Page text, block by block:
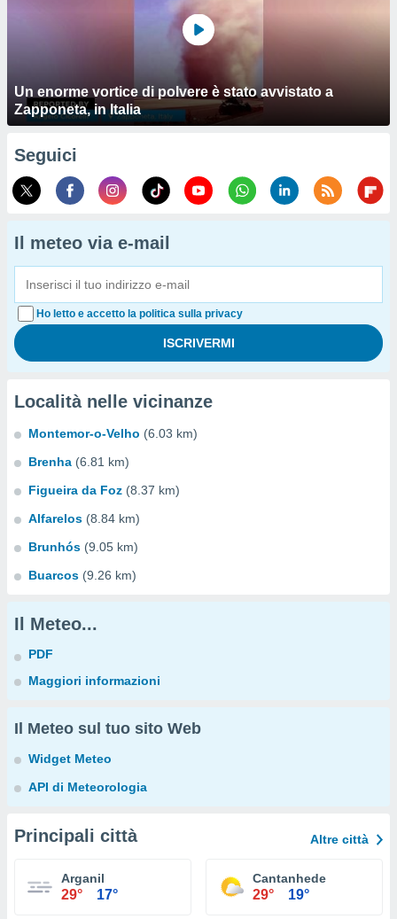
Un enorme vortice di polvere è stato avvistato a
Zapponeta, in Italia
Seguici
Il meteo via e-mail
Ho letto e accetto la politica sulla privacy
Località nelle vicinanze
Montemor-o-Velho (6.03 km)
Brenha (6.81 km)
Figueira da Foz (8.37 km)
Alfarelos (8.84 km)
Brunhós (9.05 km)
Buarcos (9.26 km)
Il Meteo...
PDF
Maggiori informazioni
Il Meteo sul tuo sito Web
Widget Meteo
API di Meteorologia
Principali città Altre città
Arganil
29° 17°
Cantanhede
29° 19°